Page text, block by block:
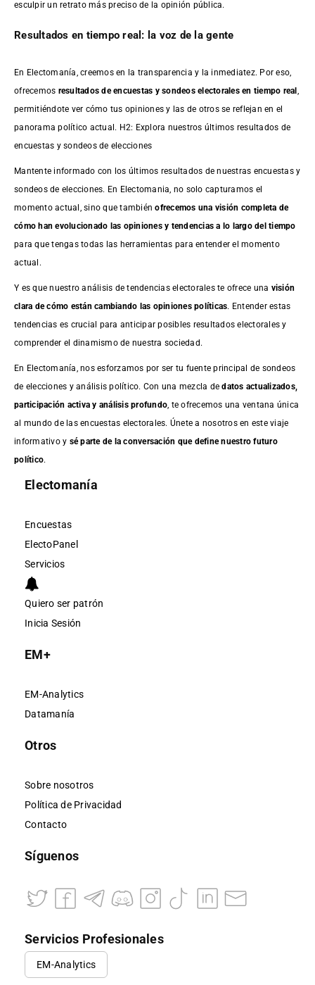
esculpir un retrato más preciso de la opinión pública.
Resultados en tiempo real: la voz de la gente
En Electomanía, creemos en la transparencia y la inmediatez. Por eso,
ofrecemos resultados deencuestas y sondeos electorales en tiempo real
permitiéndote ver cómo tus opiniones y las de otros se reflejan en el
panorama político actual. H2: Explora nuestros últimos resultados de
encuestas y sondeos de elecciones
Mantente informado con los últimos resultados de nuestras encuestasy
sondeos de elecciones. En Electomania, no solo capturamos el
momento actual, sino que tambiénofrecemos una visión completa de
cómo han evolucionado las opiniones y tendencias a lo largo del tiempo
para que tengas todas las herramientas para entender el momento
actual.
Y es que nuestro análisis de tendencias electorales te ofrece una visión
clara de cómo están cambiando las opiniones políticas. Entender estas
tendencias es crucial para anticipar posibles resultados electorales y
comprender el dinamismo de nuestra sociedad.
En Electomanía, nos esforzamos por ser tu fuente principal de sondeos
de elecciones y análisis político. Con una mezcla dedatos actualizados,
participación activa y análisis profundo , te ofrecemos una ventana única
al mundo de las encuestas electorales. Únete a nosotros en este viaje
informativo y sé parte de la conversación que define nuestro futuro
político.
Electomanía
Encuestas
ElectoPanel
Servicios
Quiero ser patrón
Inicia Sesión
EM+
EM-Analytics
Datamanía
Otros
Sobre nosotros
Política de Privacidad
Contacto
Síguenos
Servicios Profesionales
EM-Analytics